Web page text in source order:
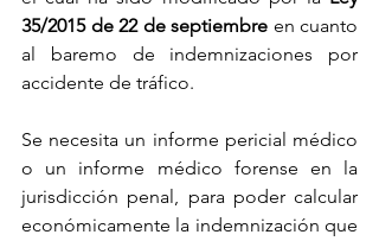
35/2015 de 22 de septiembre en cuanto
al baremo de indemnizaciones por
accidente de tráfico.
Se necesita un informe pericial médico
o un informe médico forense en la
jurisdicción penal, para poder calcular
económicamente la indemnización que